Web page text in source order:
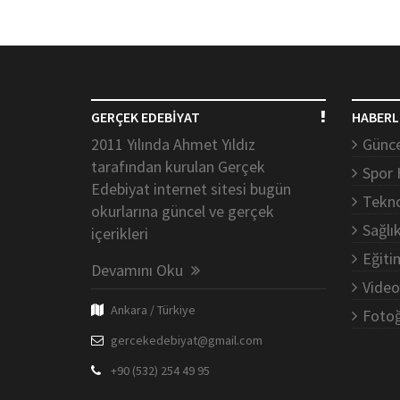
GERÇEK EDEBİYAT
2011 Yılında Ahmet Yıldız
tarafından kurulan Gerçek
Edebiyat internet sitesi bugün
okurlarına güncel ve gerçek
içerikleri
Devamını Oku
Ankara / Türkiye
gercekedebiyat@gmail.com
+90 (532) 254 49 95
Spor